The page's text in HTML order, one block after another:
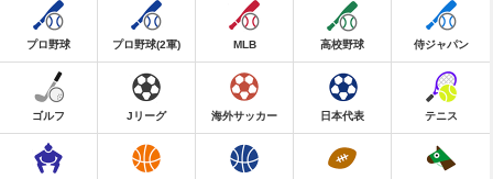
プロ野球 プロ野球(2軍) MLB 高校野球 侍ジャパン
ゴルフ Jリーグ 海外サッカー 日本代表 テニス